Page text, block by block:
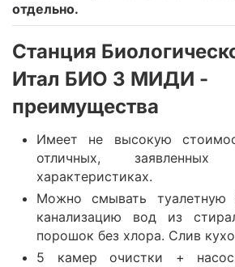
отдельно.
Станция
Итал БИО 3 МИДИ -
преимущества
Имеет не высокую
отличных, заявленных
характеристиках.
Можно смывать туалетную
канализацию вод из
порошок без хлора. Слив
5 камер очистки +